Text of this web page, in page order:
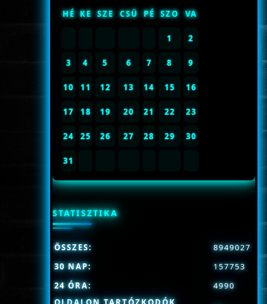
HÉ KE SZE CSÜ PÉ SZO VA
1 2
3 4 5 6 7 8 9
10 11 12 13 14 15 16
17 18 19 20 21 22 23
24 25 26 27 28 29 30
31
STATISZTIKA
ÖSSZES:
8949027
30 NAP:
157753
24 ÓRA:
4990